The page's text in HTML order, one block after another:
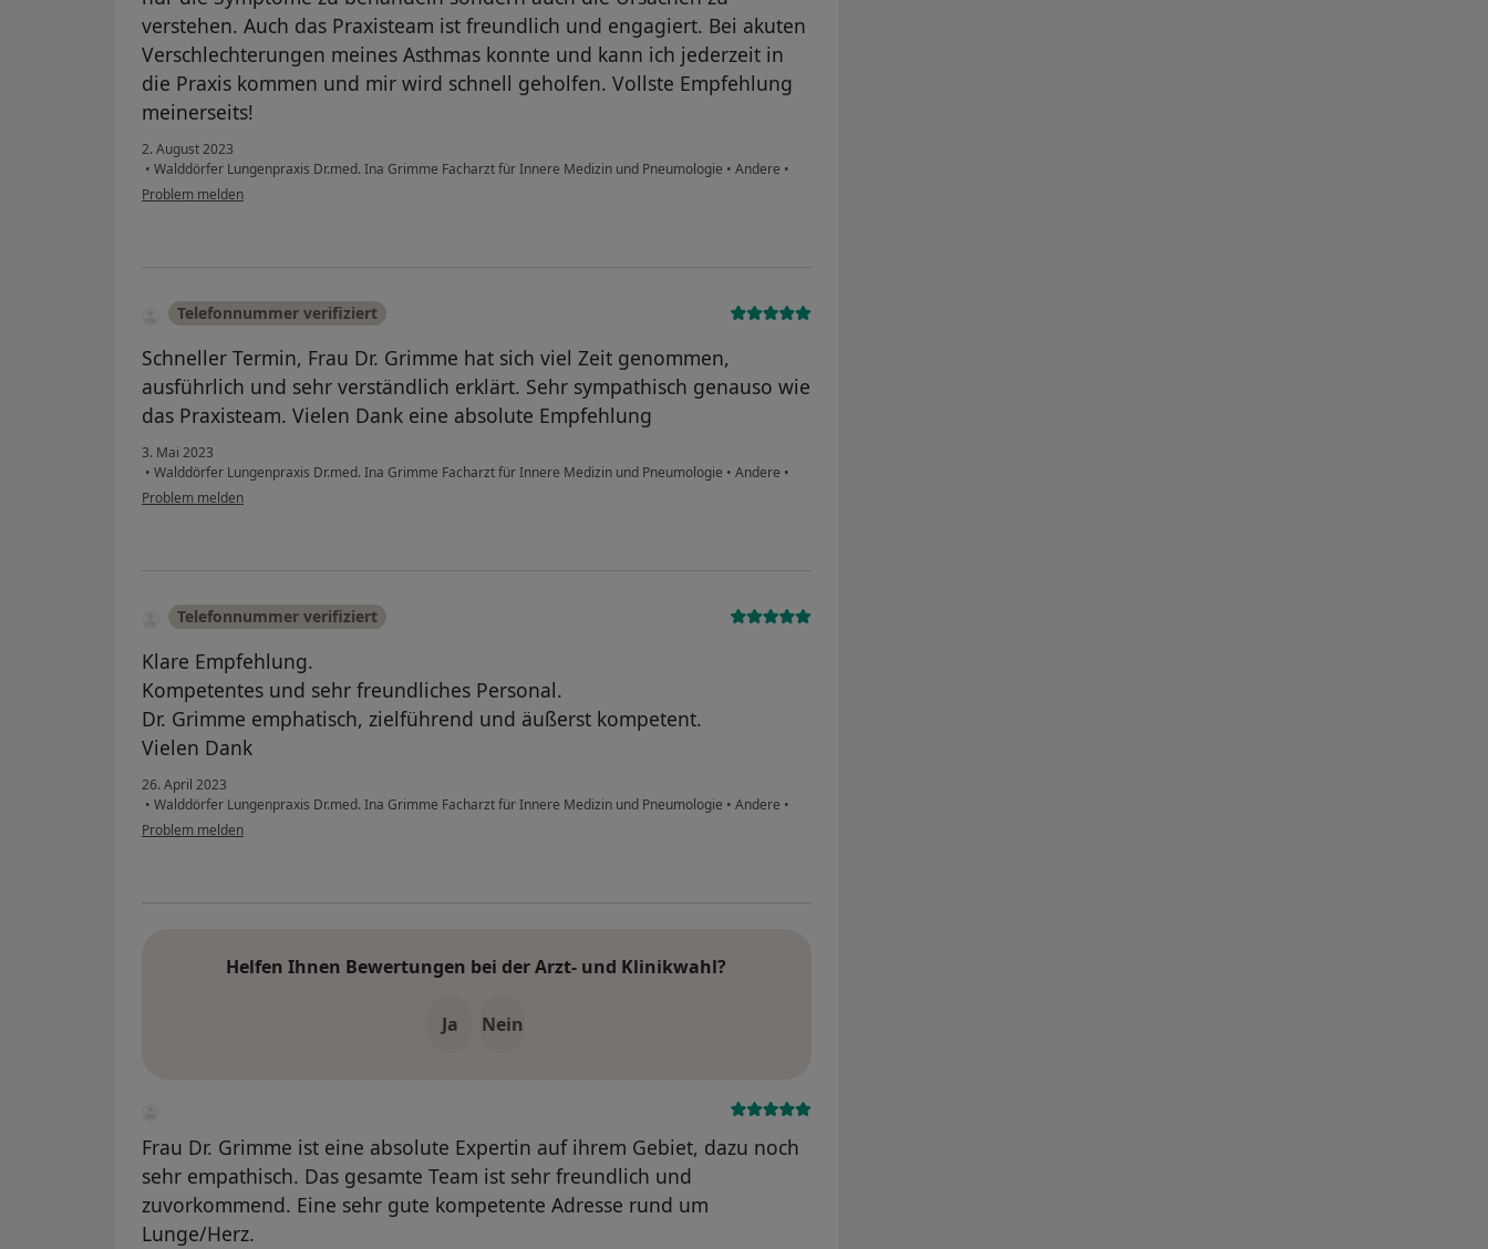
verstehen. Auch das Praxisteam ist freundlich und engagiert. Bei akuten
Verschlechterungen meines Asthmas konnte und kann ich jederzeit in
die Praxis kommen und mir wird schnell geholfen. Vollste Empfehlung
meinerseits!
2. August 2023
• Walddörfer Lungenpraxis Dr.med. Ina Grimme Facharzt für Innere Medizin und Pneumologie • Andere •
Problem melden
Telefonnummer verifiziert
Schneller Termin, Frau Dr. Grimme hat sich viel Zeit genommen,
ausführlich und sehr verständlich erklärt. Sehr sympathisch genauso wie
das Praxisteam. Vielen Dank eine absolute Empfehlung
3. Mai 2023
• Walddörfer Lungenpraxis Dr.med. Ina Grimme Facharzt für Innere Medizin und Pneumologie • Andere •
Problem melden
Telefonnummer verifiziert
Klare Empfehlung.
Kompetentes und sehr freundliches Personal.
Dr. Grimme emphatisch, zielführend und äußerst kompetent.
Vielen Dank
26. April 2023
• Walddörfer Lungenpraxis Dr.med. Ina Grimme Facharzt für Innere Medizin und Pneumologie • Andere •
Problem melden
Helfen Ihnen Bewertungen bei der Arzt- und Klinikwahl?
Ja Nein
Frau Dr. Grimme ist eine absolute Expertin auf ihrem Gebiet, dazu noch
sehr empathisch. Das gesamte Team ist sehr freundlich und
zuvorkommend. Eine sehr gute kompetente Adresse rund um
Lunge/Herz.